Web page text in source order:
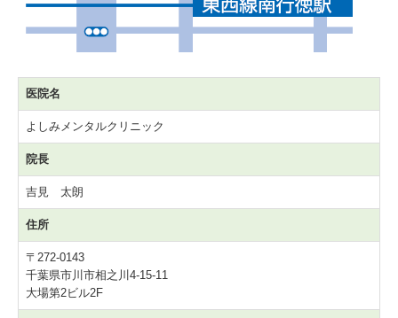
医院名
よしみメンタルクリニック
院長
吉見 太朗
住所
〒272-0143
千葉県市川市相之川4-15-11
大場第2ビル2F